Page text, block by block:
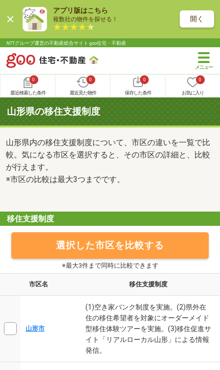
アプリ版はこちら
複数社の物件を探せる！ 開く
NTTグループ運営の不動産総合サイト goo住宅・不動産
0
最近検索した条件
0
最近見た物件
0
保存した条件
0
お気に入り
山形県の移住支援制度
山形県内の移住支援制度について、市区の違いを一覧で比
較。気になる市区を選択すると、その市区の詳細と、比較
が行えます。
※市区の比較は最大3つまでです。
移住支援制度
選択した市区を比較する
※最大3件まで同時に比較できます
市区名 移住支援制度
山形市
(1)空き家バンク制度を実施。(2)県外在
住の移住希望者を対象にオーダーメイド
型移住体験ツアーを実施。(3)移住促進サ
イト「リアルローカル山形」による情報
発信。